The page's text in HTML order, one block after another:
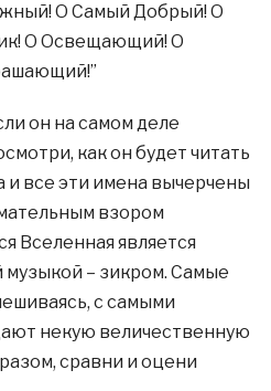
О Самый Добрый! О
О Освещающий! О
он на самом деле
как он будет читать
все эти имена вычерчены
взором
Вселенная является
– зикром. Самые
с самыми
некую величественную
сравни и оцени